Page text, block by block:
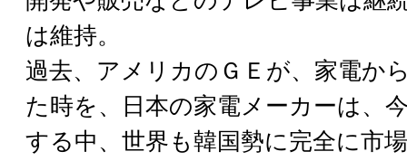
は維持。
過去、アメリカのＧＥが、家電か
た時を、日本の家電メーカーは、
する中、世界も韓国勢に完全に市